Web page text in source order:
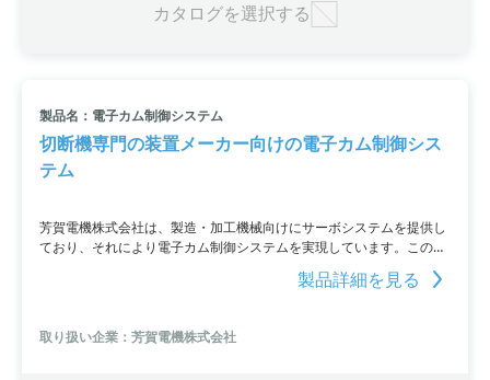
カタログを選択する
製品名：電子カム制御システム
切断機専門の装置メーカー向けの電子カム制御シス
テム
芳賀電機株式会社は、製造・加工機械向けにサーボシステムを提供し
ており、それにより電子カム制御システムを実現しています。このシ
ステムは、紙、段ボール、フィルム、薄板鋼板などさまざまな材料の
切断をロータリ式切断機として制御します。特徴としては、タッチパ
や電子カムパターンなどを自由に調整することができます。また、外
部エンコーダ同期やレジマークによる切断補正機能も備えており、高
製品詳細を見る
取り扱い企業：芳賀電機株式会社